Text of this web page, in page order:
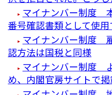
マイナンバー制度
番号確認書類として使
マイナンバー制度
認方法は国税と同様
マイナンバー制度
め、内閣官房サイトで